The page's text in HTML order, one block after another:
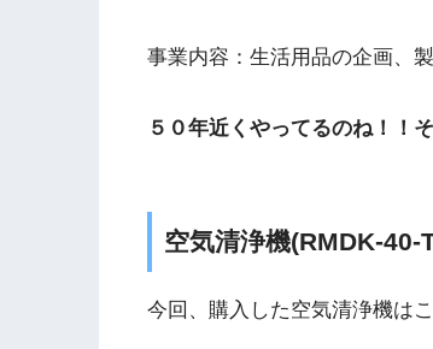
事業内容：生活用品の企画、
５０年近くやってるのね！！
空気清浄機(RMDK-40-
今回、購入した空気清浄機は